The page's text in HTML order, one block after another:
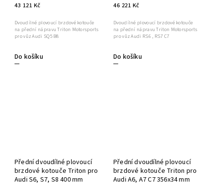
43 121 Kč
Do košíku
Dvoudílné plovoucí brzdové kotouče
na přední nápravu Triton Motorsports
pro vůz Audi SQ5 B8
46 221 Kč
Do košíku
Dvoudílné plovoucí brzdové kotouče
na přední nápravu Triton Motorsports
pro vůz Audi RS6 , RS7 C7
Přední dvoudílné plovoucí
brzdové kotouče Triton pro
Audi S6, S7, S8 400 mm
Přední dvoudílné plovoucí
brzdové kotouče Triton pro
Audi A6, A7 C7 356x34 mm